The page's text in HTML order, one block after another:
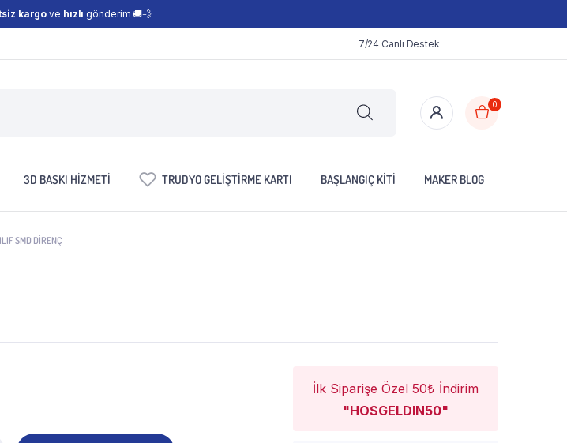
kargove hızlı gönderim 🚚💨
7/24 Canlı Destek
0
3D BASKI HIZMETI TRUDYO GELIŞTIRME KARTI BAŞLANGIÇ KITI MAKER BLOG
SMD DIRENÇ
İlk Siparişe Özel 50₺ İndirim
"HOSGELDIN50"